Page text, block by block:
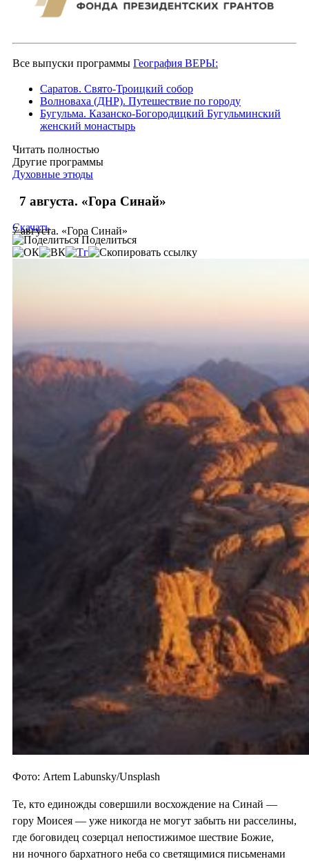
Все выпуски программы География ВЕРЫ:
Саратов. Свято-Троицкий собор
Волноваха (ДНР). Путешествие по городу
Бугульма. Казанско-Богородицкий Бугульминский
женский монастырь
Читать полностью
Другие программы
Духовные этюды
7 августа. «Гора Синай»
7 августа. «Гора Синай»
Скачать
Поделиться
Фото: Artem Labunsky/Unsplash
Те, кто единожды совершили восхождение на Синай —
гору Моисея — уже никогда не могут забыть ни расселины,
где боговидец созерцал непостижимое шествие Божие,
ни ночного бархатного неба со светящимися письменами